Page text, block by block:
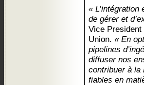
«
de gérer et
Vice
Union. « En
pipelines
diffuser nos
contribuer à la
fiables en